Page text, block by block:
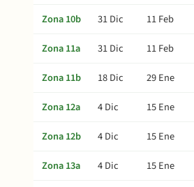
Zona 10b 31 Dic 11 Feb
Zona 11a
31 Dic 11 Feb
Zona 11b
18 Dic 29 Ene
Zona 12a
4 Dic 15 Ene
Zona 12b
4 Dic 15 Ene
Zona 13a
4 Dic 15 Ene